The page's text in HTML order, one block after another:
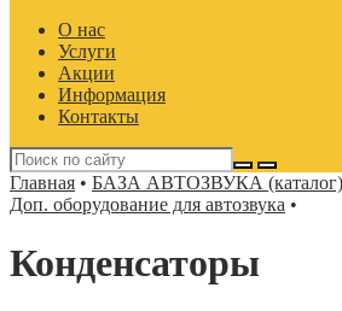
О нас
Услуги
Акции
Информация
Контакты
Главная • БАЗА АВТОЗВУКА (каталог)
Доп. оборудование для автозвука •
Конденсаторы